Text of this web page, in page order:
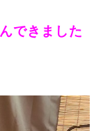
できました